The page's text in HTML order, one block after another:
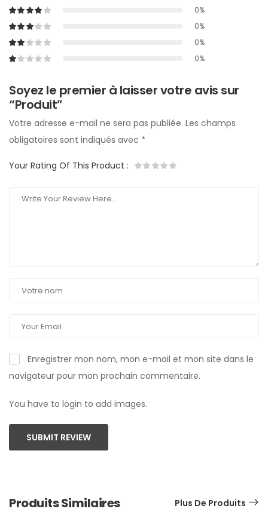
0%
0%
0%
0%
Soyez le premier à laisser votre avis sur
“Produit”
Votre adresse e-mail ne sera pas publiée. Les champs
obligatoires sont indiqués avec *
Your Rating Of This Product :
Enregistrer mon nom, mon e-mail et mon site dans le
navigateur pour mon prochain commentaire.
You have to login to add images.
SUBMIT REVIEW
Produits Similaires Plus De Produits